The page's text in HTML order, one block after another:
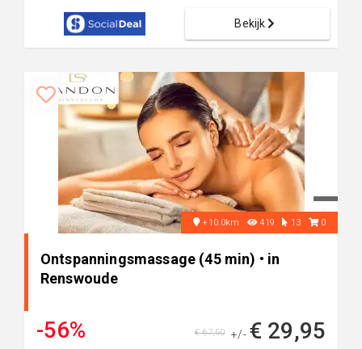
Bekijk
+10.0km 419 13 0
Ontspanningsmassage (45 min) • in
Renswoude
-56% +/- € 29,95
€ 67,50